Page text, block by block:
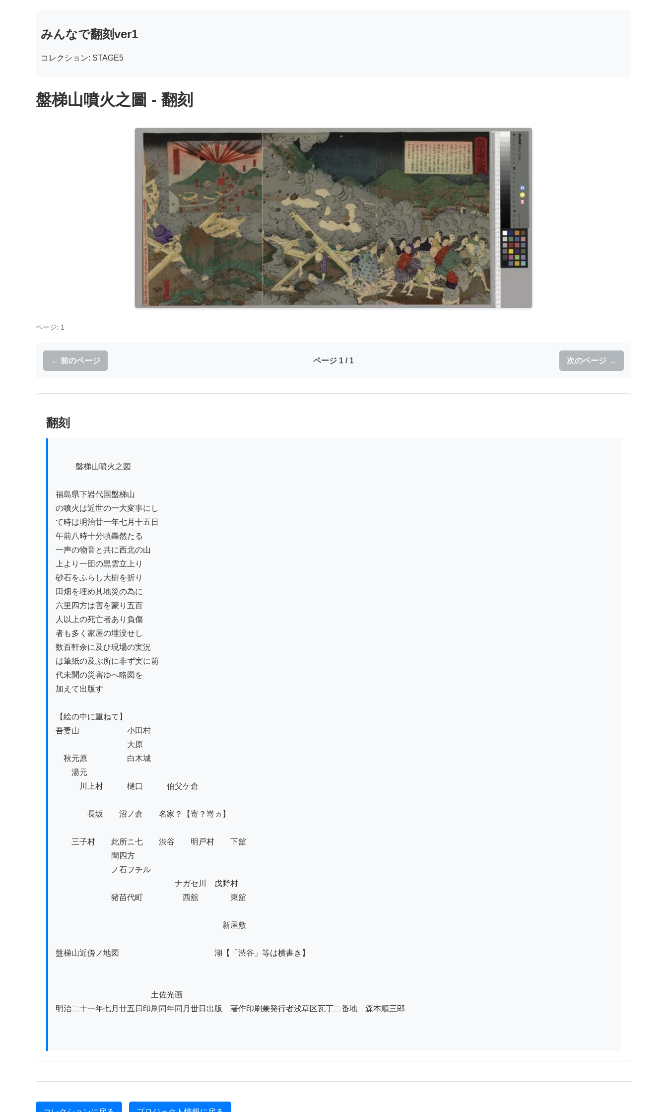
みんなで翻刻ver1
コレクション: STAGE5
盤梯山噴火之圖 - 翻刻
ページ: 1
← 前のページ ページ 1 / 1 次のページ →
翻刻
福島県下岩代国盤梯山
の噴火は近世の一大変事にし
て時は明治廿一年七月十五日
午前八時十分頃轟然たる
一声の物音と共に西北の山
上より一団の黒雲立上り
砂石をふらし大樹を折り
田畑を埋め其地災の為に
六里四方は害を蒙り五百
人以上の死亡者あり負傷
者も多く家屋の埋没せし
数百軒余に及ひ現場の実況
は筆紙の及ぶ所に非ず実に前
代未聞の災害ゆへ略図を
加えて出版す
【絵の中に重ねて】
吾妻山　　　　　　小田村
大原
秋元原　　　　　白木城
湯元
川上村　　　樋口　　　伯父ケ倉
長坂　　沼ノ倉　　名家？【寄？嵜ヵ】
三子村　　此所ニ七　　渋谷　　明戸村　　下舘
間四方
ノ石ヲチル
ナガセ川　戊野村
猪苗代町　　　　　西舘　　　　東舘
新屋敷
盤梯山近傍ノ地図　　　　　　　　　　　　湖【「渋谷」等は横書き】
土佐光画
明治二十一年七月廿五日印刷同年同月丗日出版　著作印刷兼発行者浅草区瓦丁二番地　森本順三郎